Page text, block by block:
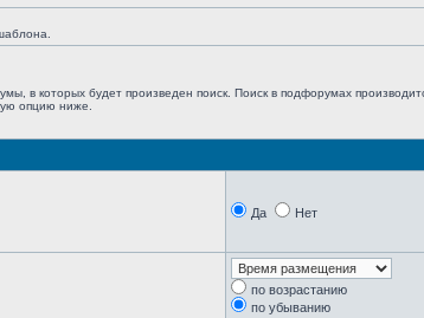
в которых будет произведен поиск. Поиск в подфорумах
опцию ниже.
Да Нет
по возрастанию
по убыванию